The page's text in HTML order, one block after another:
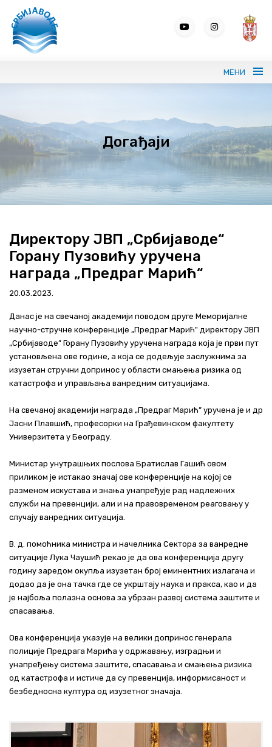
МЕНИ
Портрет ЈВП СРБИЈАВОДЕ
Вода без граница
ВИС
Програми и извештаји
Контакт
+381 11 311 94 00
Догађаји
Директору ЈВП „Србијаводе“
Горану Пузовићу уручена
награда „Предраг Марић“
20.03.2023.
Данас је на свечаној академији поводом друге Меморијалне
научно-стручне конференције „Предраг Марић" директору ЈВП
„Србијаводе” Горану Пузовићу уручена награда која је први пут
установљена ове године, а која се додељује заслужнима за
изузетан стручни допринос у области смањења ризика од
катастрофа и управљања ванредним ситуацијама.
На свечаној академији награда „Предраг Марић” уручена је и др
Јасни Плавшић, професорки на Грађевинском факултету
Универзитета у Београду.
Министар унутрашњих послова Братислав Гашић овом
приликом је истакао значај ове конференције на којој се
разменом искустава и знања унапређује рад надлежних
служби на превенцији, али и на правовременом реаговању у
случају ванредних ситуација.
В. д. помоћника министра и начелника Сектора за ванредне
ситуације Лука Чаушић рекао је да ова конференција другу
годину заредом окупља изузетан број еминентних излагача и
додао да је она тачка где се укрштају наука и пракса, као и да
је најбоља полазна основа за убрзан развој система заштите и
спасавања.
Ова конференција указује на велики допринос генерала
полиције Предрага Марића у одржавању, изградњи и
унапређењу система заштите, спасавања и смањења ризика
од катастрофа и истиче да су превенција, информисаност и
безбедносна култура од изузетног значаја.